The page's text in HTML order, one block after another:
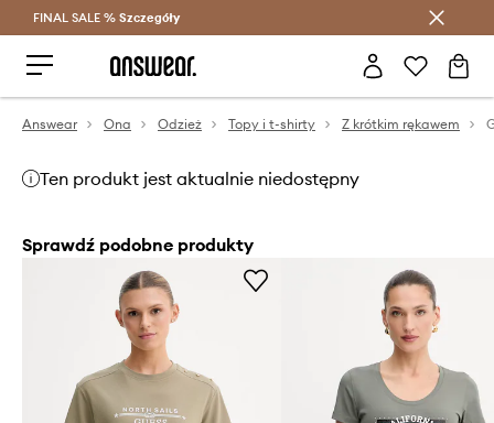
Oszczędzaj z Answear Club >
FINAL SALE % Szczegóły
Answear Ona Odzież Topy i t-shirty Z krótkim rękawem
Ten produkt jest aktualnie niedostępny
Sprawdź podobne produkty